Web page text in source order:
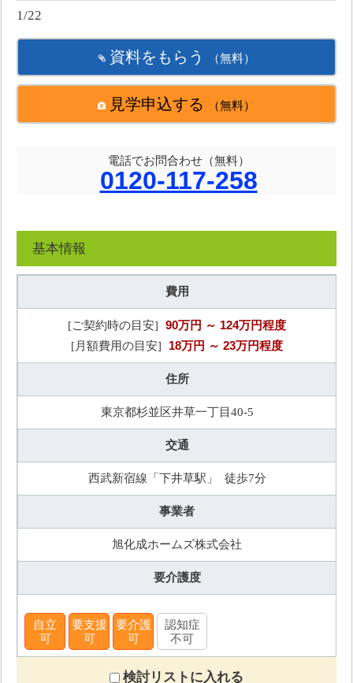
1/22
資料をもらう （無料）
見学申込する （無料）
電話でお問合わせ（無料）
0120-117-258
基本情報
費用
[ご契約時の目安] 90万円 ～ 124万円程度
[月額費用の目安] 18万円 ～ 23万円程度
住所
東京都杉並区井草一丁目40-5
交通
西武新宿線「下井草駅」 徒歩7分
事業者
旭化成ホームズ株式会社
要介護度
自立
可
要支援
可
要介護
可
認知症
不可
検討リストに入れる